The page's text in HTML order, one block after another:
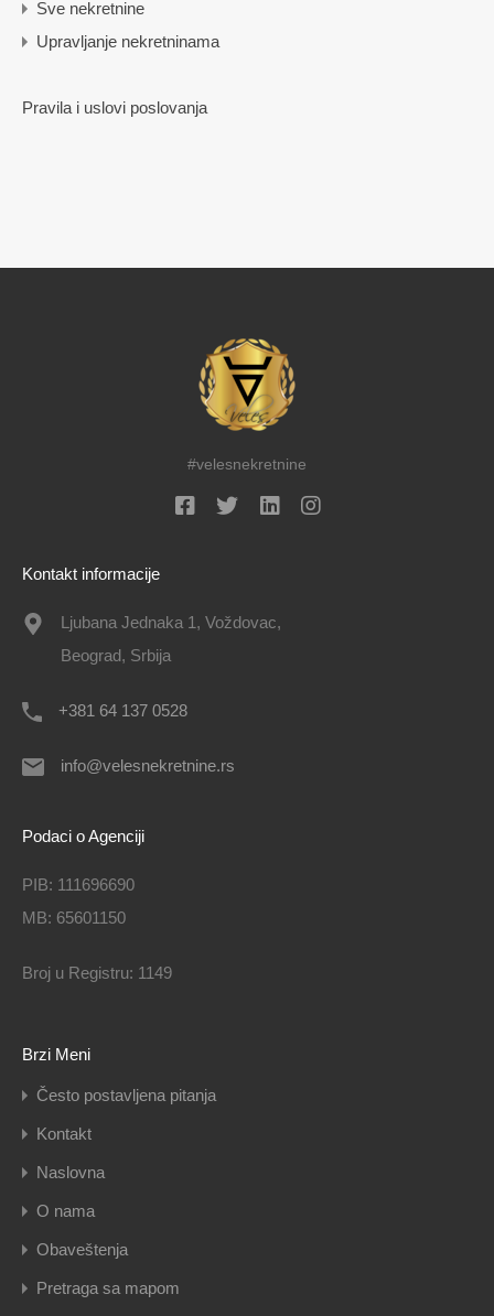
Sve nekretnine
Upravljanje nekretninama
Pravila i uslovi poslovanja
#velesnekretnine
Kontakt informacije
Ljubana Jednaka 1, Voždovac,
Beograd, Srbija
+381 64 137 0528
info@velesnekretnine.rs
Podaci o Agenciji
PIB: 111696690
MB: 65601150
Broj u Registru: 1149
Brzi Meni
Često postavljena pitanja
Kontakt
Naslovna
O nama
Obaveštenja
Pretraga sa mapom